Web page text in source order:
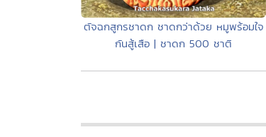
ตัจฉกสูกรชาดก ชาดกว่าด้วย หมูพร้อมใจ
กันสู้เสือ | ชาดก 500 ชาติ